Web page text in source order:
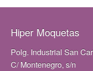
Hiper Moquetas
Polg. Industrial San
C/ Montenegro, s/n